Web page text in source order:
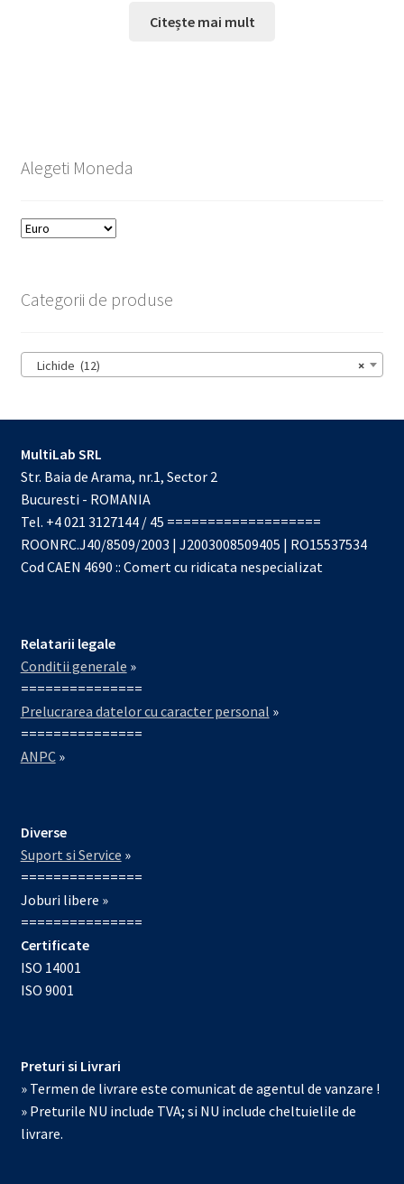
Citește mai mult
Alegeti Moneda
Categorii de produse
×
Lichide (12)
MultiLab SRL
Str. Baia de Arama, nr.1, Sector 2
Bucuresti - ROMANIA
Tel. +4 021 3127144 / 45 ===================
ROONRC.J40/8509/2003 | J2003008509405 | RO15537534
Cod CAEN 4690 :: Comert cu ridicata nespecializat
Relatarii legale
Conditii generale »
===============
Prelucrarea datelor cu caracter personal »
===============
ANPC»
Diverse
Suport si Service »
===============
Joburi libere »
===============
Certificate
ISO 14001
ISO 9001
Preturi si Livrari
» Termen de livrare este comunicat de agentul de vanzare !
» Preturile NU include TVA; si NU include cheltuielile de
livrare.